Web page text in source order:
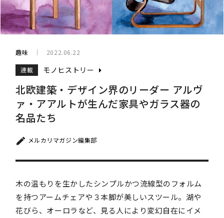
趣味 2022.06.22
連載 モノヒストリー
北欧建築・デザイン界のリーダー アルヴ
ァ・アアルトが生んだ家具やガラス器の
名品たち
メルカリマガジン編集部
木の温もりを生かしたシンプルかつ流線型のフォルム
を持つアームチェアや３本脚が美しいスツール。湖や
花びら、オーロラなど、見る人により変幻自在にイメ